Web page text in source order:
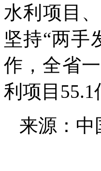
水利项目
坚持“两手
作，全省
利项目55.1
来源：中